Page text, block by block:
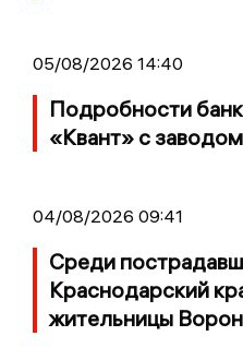
05/08/2026 14:40
Подробности
«Квант» с
04/08/2026 09:41
Среди
Краснодарский
жительницы